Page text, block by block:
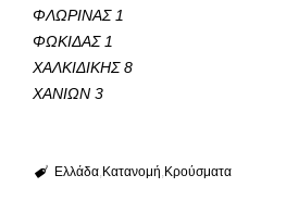
ΦΛΩΡΙΝΑΣ 1
ΦΩΚΙΔΑΣ 1
ΧΑΛΚΙΔΙΚΗΣ 8
ΧΑΝΙΩΝ 3
Ελλάδα Κατανομή Κρούσματα